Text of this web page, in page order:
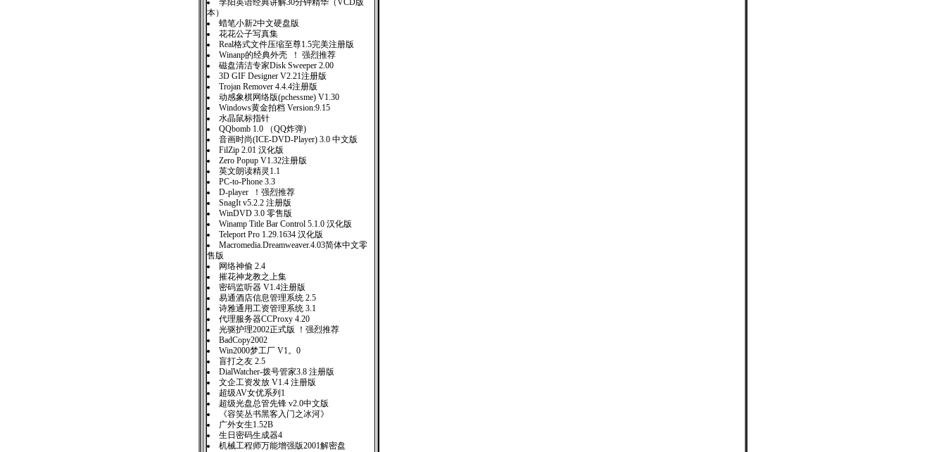
李阳英语经典讲解30分钟精华（VCD版
本）
蜡笔小新2中文硬盘版
花花公子写真集
Real格式文件压缩至尊1.5完美注册版
Winanp的经典外壳 ！ 强烈推荐
磁盘清洁专家Disk Sweeper 2.00
3D GIF Designer V2.21注册版
Trojan Remover 4.4.4注册版
动感象棋网络版(pchessme) V1.30
Windows黄金拍档 Version:9.15
水晶鼠标指针
QQbomb 1.0 （QQ炸弹)
音画时尚(ICE-DVD-Player) 3.0 中文版
FilZip 2.01 汉化版
Zero Popup V1.32注册版
英文朗读精灵1.1
PC-to-Phone 3.3
D-player ！强烈推荐
SnagIt v5.2.2 注册版
WinDVD 3.0 零售版
Winamp Title Bar Control 5.1.0 汉化版
Teleport Pro 1.29.1634 汉化版
Macromedia.Dreamweaver.4.03简体中文零
售版
网络神偷 2.4
摧花神龙教之上集
密码监听器 V1.4注册版
易通酒店信息管理系统 2.5
诗雅通用工资管理系统 3.1
代理服务器CCProxy 4.20
光驱护理2002正式版 ！强烈推荐
BadCopy2002
Win2000梦工厂 V1。0
盲打之友 2.5
DialWatcher-拨号管家3.8 注册版
文企工资发放 V1.4 注册版
超级AV女优系列1
超级光盘总管先锋 v2.0中文版
《容笑丛书黑客入门之冰河》
广外女生1.52B
生日密码生成器4
机械工程师万能增强版2001解密盘